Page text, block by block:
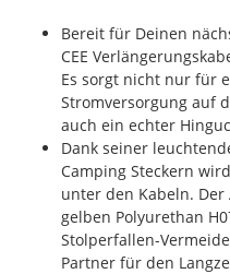
Bereit für Deinen
CEE
Es sorgt nicht nur für
Stromversorgung auf
auch ein echter
Dank seiner
Camping Steckern
unter den Kabeln.
gelben Polyurethan
Stolperfallen-
Partner für den